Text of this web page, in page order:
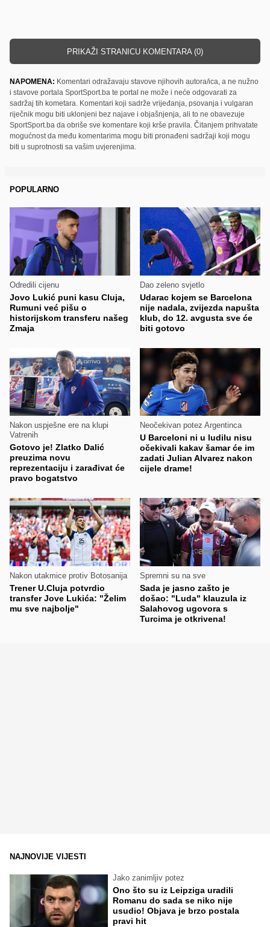
PRIKAŽI STRANICU KOMENTARA (0)
NAPOMENA: Komentari odražavaju stavove njihovih autora/ica, a ne nužno
i stavove portala SportSport.ba te portal ne može i neće odgovarati za
sadržaj tih kometara. Komentari koji sadrže vrijeđanja, psovanja i vulgaran
riječnik mogu biti uklonjeni bez najave i objašnjenja, ali to ne obavezuje
SportSport.ba da obriše sve komentare koji krše pravila. Čitanjem prihvatate
mogućnost da među komentarima mogu biti pronađeni sadržaji koji mogu
biti u suprotnosti sa vašim uvjerenjima.
POPULARNO
Odredili cijenu
Jovo Lukić puni kasu Cluja,
Rumuni već pišu o
historijskom transferu našeg
Zmaja
Dao zeleno svjetlo
Udarac kojem se Barcelona
nije nadala, zvijezda napušta
klub, do 12. avgusta sve će
biti gotovo
Nakon uspješne ere na klupi
Vatrenih
Gotovo je! Zlatko Dalić
preuzima novu
reprezentaciju i zarađivat će
pravo bogatstvo
Neočekivan potez Argentinca
U Barceloni ni u ludilu nisu
očekivali kakav šamar će im
zadati Julian Alvarez nakon
cijele drame!
Nakon utakmice protiv Botosanija
Trener U.Cluja potvrdio
transfer Jove Lukića: "Želim
mu sve najbolje"
Spremni su na sve
Sada je jasno zašto je
došao: "Luda" klauzula iz
Salahovog ugovora s
Turcima je otkrivena!
NAJNOVIJE VIJESTI
Jako zanimljiv potez
Ono što su iz Leipziga uradili
Romanu do sada se niko nije
usudio! Objava je brzo postala
pravi hit